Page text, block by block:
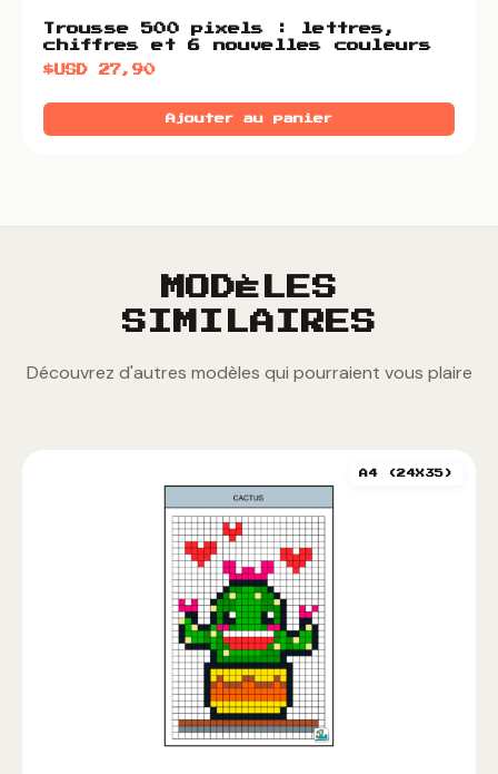
Trousse 500 pixels : lettres,
chiffres et 6 nouvelles couleurs
$USD27,90
Ajouter au panier
MODÈLES
SIMILAIRES
Découvrez d'autres modèles qui pourraient vous plaire
A4 (24X35)